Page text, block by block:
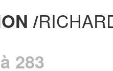
/
283